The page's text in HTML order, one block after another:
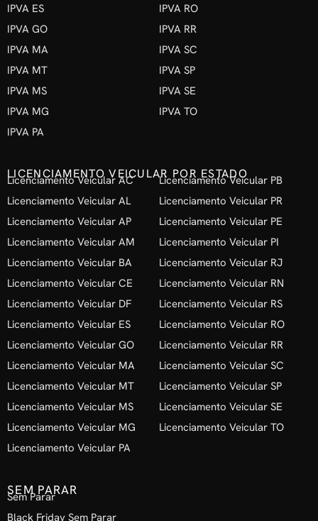
IPVA ES
IPVA GO
IPVA MA
IPVA MT
IPVA MS
IPVA MG
IPVA PA
IPVA RO
IPVA RR
IPVA SC
IPVA SP
IPVA SE
IPVA TO
LICENCIAMENTO VEICULAR POR ESTADO
Licenciamento Veicular AC
Licenciamento Veicular AL
Licenciamento Veicular AP
Licenciamento Veicular AM
Licenciamento Veicular BA
Licenciamento Veicular CE
Licenciamento Veicular DF
Licenciamento Veicular ES
Licenciamento Veicular GO
Licenciamento Veicular MA
Licenciamento Veicular MT
Licenciamento Veicular MS
Licenciamento Veicular MG
Licenciamento Veicular PA
Licenciamento Veicular PB
Licenciamento Veicular PR
Licenciamento Veicular PE
Licenciamento Veicular PI
Licenciamento Veicular RJ
Licenciamento Veicular RN
Licenciamento Veicular RS
Licenciamento Veicular RO
Licenciamento Veicular RR
Licenciamento Veicular SC
Licenciamento Veicular SP
Licenciamento Veicular SE
Licenciamento Veicular TO
SEM PARAR
Sem Parar
Black Friday Sem Parar